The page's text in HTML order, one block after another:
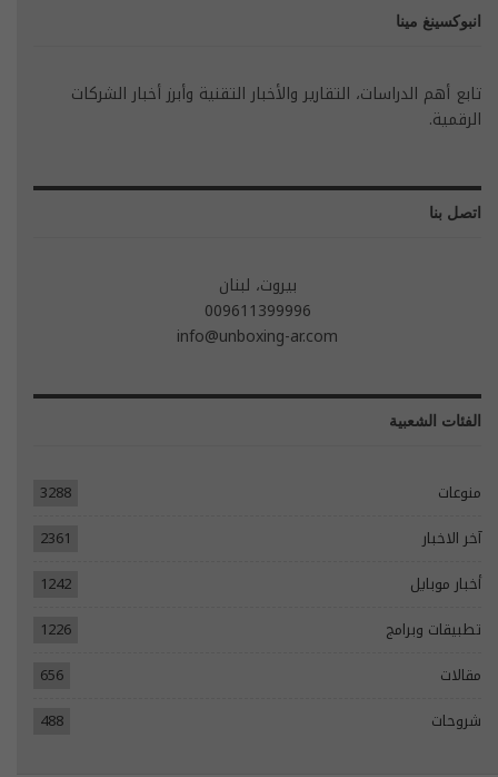
انبوكسينغ مينا
تابع أهم الدراسات، التقارير والأخبار التقنية وأبرز أخبار الشركات
الرقمية.
اتصل بنا
بيروت، لبنان
009611399996
info@unboxing-ar.com
الفئات الشعبية
منوعات
3288
آخر الاخبار
2361
أخبار موبايل
1242
تطبيقات وبرامج
1226
مقالات
656
شروحات
488